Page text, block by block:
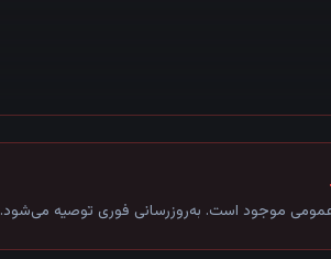
موجود است. به‌روزرسانی فوری توصیه می‌شود.